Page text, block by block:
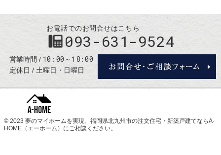
お電話でのお問合せはこちら
093-631-9524
営業時間 10:00～18:00
定休日 土曜日・日曜日
© 2023 夢のマイホームを実現、 福岡県北九州市の注文住宅・新築戸建てならA-
HOME（エーホーム） にご相談ください。